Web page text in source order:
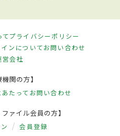
てプライバシーポリシー
ンについてお問い合わせ
営会社
機関の方】
たって お問い合わせ
ファイル会員の方】
会員登録